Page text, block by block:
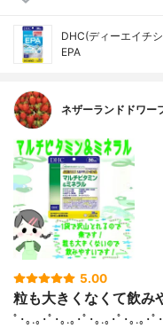
DHC(ディーエイチ
EPA
ネザーランドドワー
5.00
粒も大きくなくて飲み
ﾟ･｡.｡･ﾟ･｡.｡･ﾟ･｡.｡･ﾟ･｡.｡･